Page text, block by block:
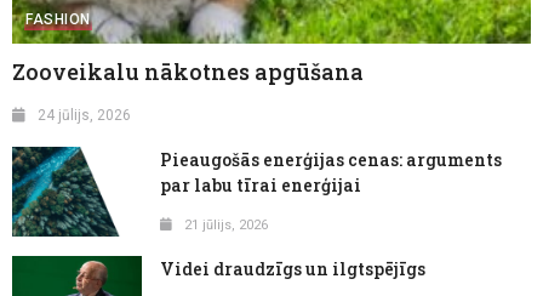
FASHION
Zooveikalu nākotnes apgūšana
24 jūlijs, 2026
Pieaugošās enerģijas cenas: arguments
par labu tīrai enerģijai
21 jūlijs, 2026
Videi draudzīgs un ilgtspējīgs